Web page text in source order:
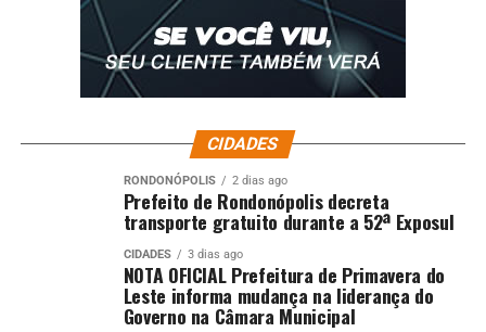
CIDADES
RONDONÓPOLIS 2 dias ago
Prefeito de Rondonópolis decreta
transporte gratuito durante a 52ª Exposul
CIDADES 3 dias ago
NOTA OFICIAL Prefeitura de Primavera do
Leste informa mudança na liderança do
Governo na Câmara Municipal